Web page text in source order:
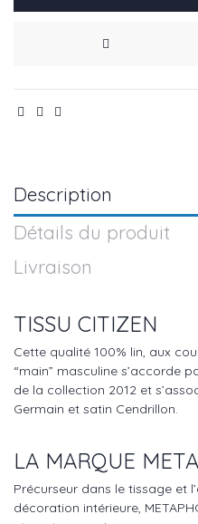
Description
Détails du produit
Livraison
TISSU CITIZEN
Cette qualité 100% lin, aux
“main” masculine s’accorde
de la collection 2012 et
Germain et satin Cendrillon.
LA MARQUE
Précurseur dans le tissage et
décoration intérieure,